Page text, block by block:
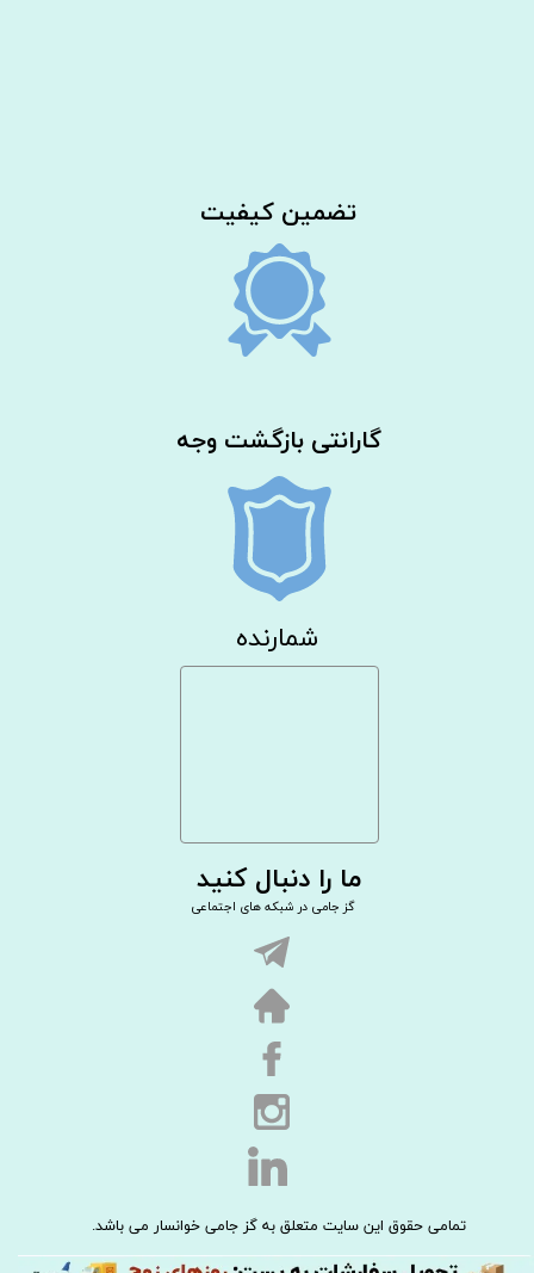
گز جامی در شبکه های اجتماعی
ما را دنبال کنید
گارانتی بازگشت وجه
تمامی حقوق این سایت متعلق به گز جامی خوانسار می باشد.
​تضمین کیفیت
شمارنده